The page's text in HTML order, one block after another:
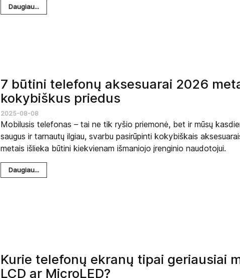
Daugiau...
7 būtini telefonų aksesuarai 2026
kokybiškus priedus
2025-08-08
Mobilusis telefonas – tai ne tik ryšio priemonė, bet ir mūsų
saugus ir tarnautų ilgiau, svarbu pasirūpinti kokybiškais
metais išlieka būtini kiekvienam išmaniojo įrenginio naudotojui.
Daugiau...
Kurie telefonų ekranų tipai geriausiai
LCD ar MicroLED?